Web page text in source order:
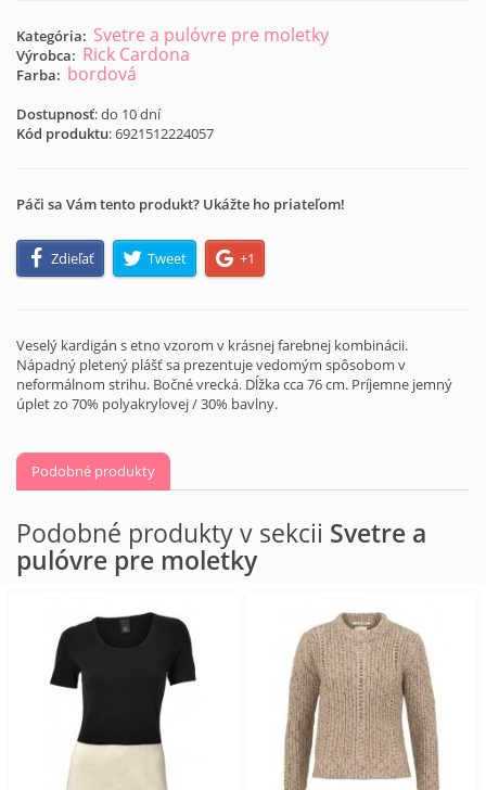
Kategória: Svetre a pulóvre pre moletky
Výrobca: Rick Cardona
Farba: bordová
Dostupnosť: do 10 dní
Kód produktu:6921512224057
Páči sa Vám tento produkt? Ukážte ho priateľom!
Zdieľať Tweet +1
Veselý kardigán s etno vzorom v krásnej farebnej kombinácii.
Nápadný pletený plášť sa prezentuje vedomým spôsobom v
neformálnom strihu. Bočné vrecká. Dĺžka cca 76 cm. Príjemne jemný
úplet zo 70% polyakrylovej / 30% bavlny.
Podobné produkty
Podobné produkty v sekcii Svetre a
pulóvre pre moletky